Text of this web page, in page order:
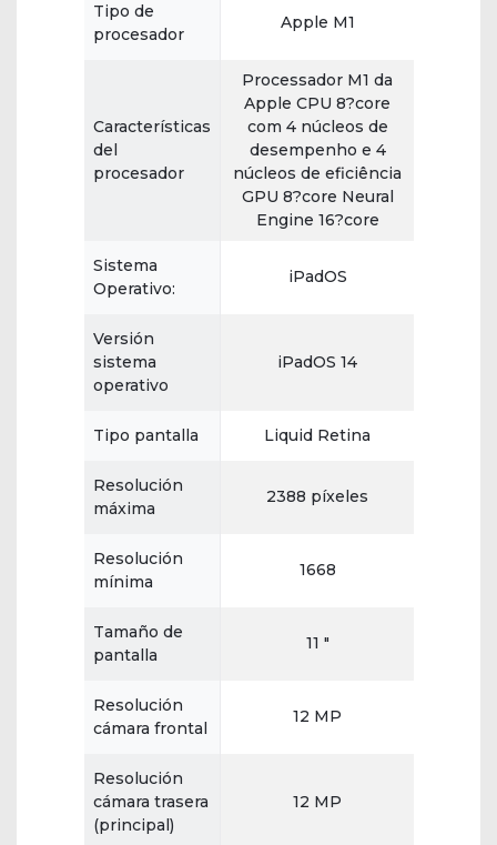
Tipo de
procesador
Apple M1
Características
del
procesador
Processador M1 da
Apple CPU 8?core
com 4 núcleos de
desempenho e 4
núcleos de eficiência
GPU 8?core Neural
Engine 16?core
Sistema
Operativo:
iPadOS
Versión
sistema
operativo
iPadOS 14
Tipo pantalla Liquid Retina
Resolución
máxima
2388 píxeles
Resolución
mínima
1668
Tamaño de
pantalla
11 "
Resolución
cámara frontal
12 MP
Resolución
cámara trasera
(principal)
12 MP